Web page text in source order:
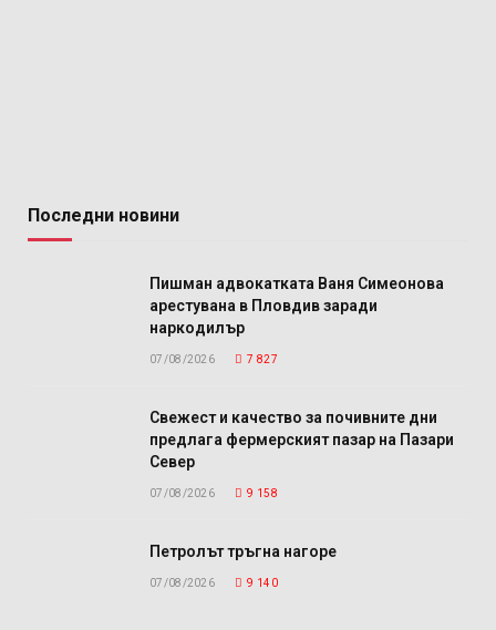
Последни новини
Пишман адвокатката Ваня Симеонова
арестувана в Пловдив заради
наркодилър
07/08/2026 7 827
Свежест и качество за почивните дни
предлага фермерският пазар на Пазари
Север
07/08/2026 9 158
Петролът тръгна нагоре
07/08/2026 9 140